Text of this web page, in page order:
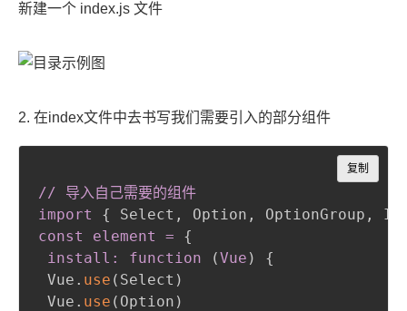
新建一个 index.js 文件
2. 在index文件中去书写我们需要引入的部分组件
// 导入自己需要的组件
import
{ Select , Option , OptionGroup ,
const element =
{
install: function
(Vue )
{
Vue. use ( Select )
Vue. use ( Option )
复制
Copy